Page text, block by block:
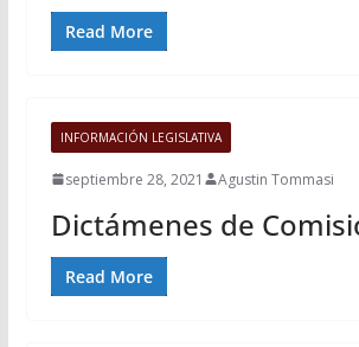
Read More
INFORMACIÓN LEGISLATIVA
septiembre 28, 2021 Agustin Tommasi
Dictámenes de
Read More